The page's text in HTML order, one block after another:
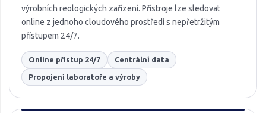
výrobních reologických zařízení. Přístroje lze sledovat
online z jednoho cloudového prostředí s nepřetržitým
přístupem 24/7.
Online přístup 24/7 Centrální data
Propojení laboratoře a výroby